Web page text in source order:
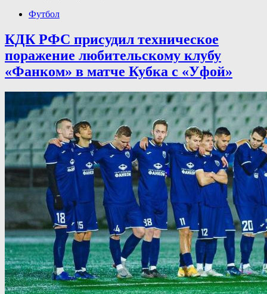
Футбол
КДК РФС присудил техническое
поражение любительскому клубу
«Фанком» в матче Кубка с «Уфой»